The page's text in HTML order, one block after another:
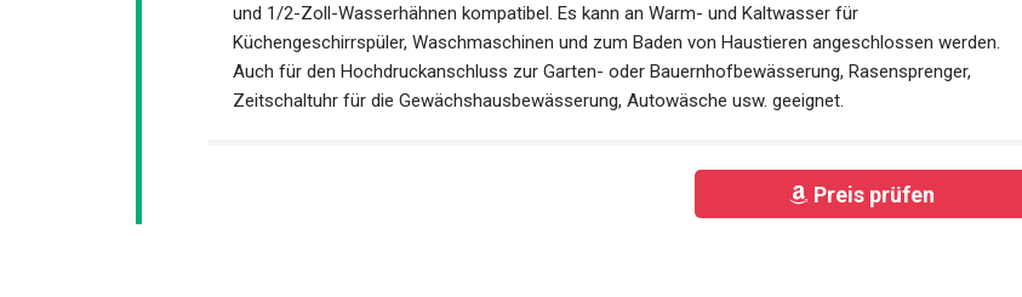
und 1/2-Zoll-Wasserhähnen kompatibel. Es kann an Warm- und Kaltwasser für
Küchengeschirrspüler, Waschmaschinen und zum Baden von Haustieren angeschlossen werden.
Auch für den Hochdruckanschluss zur Garten- oder Bauernhofbewässerung, Rasensprenger,
Zeitschaltuhr für die Gewächshausbewässerung, Autowäsche usw. geeignet.
Preis prüfen